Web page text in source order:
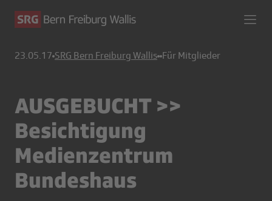
23.05.17 SRG Bern Freiburg Wallis Für Mitglieder
AUSGEBUCHT >>
Besichtigung
Medienzentrum
Bundeshaus